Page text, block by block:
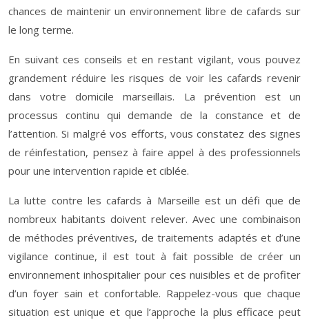
chances de maintenir un environnement libre de cafards sur
le long terme.
En suivant ces conseils et en restant vigilant, vous pouvez
grandement réduire les risques de voir les cafards revenir
dans votre domicile marseillais. La prévention est un
processus continu qui demande de la constance et de
l’attention. Si malgré vos efforts, vous constatez des signes
de réinfestation, pensez à faire appel à des professionnels
pour une intervention rapide et ciblée.
La lutte contre les cafards à Marseille est un défi que de
nombreux habitants doivent relever. Avec une combinaison
de méthodes préventives, de traitements adaptés et d’une
vigilance continue, il est tout à fait possible de créer un
environnement inhospitalier pour ces nuisibles et de profiter
d’un foyer sain et confortable. Rappelez-vous que chaque
situation est unique et que l’approche la plus efficace peut